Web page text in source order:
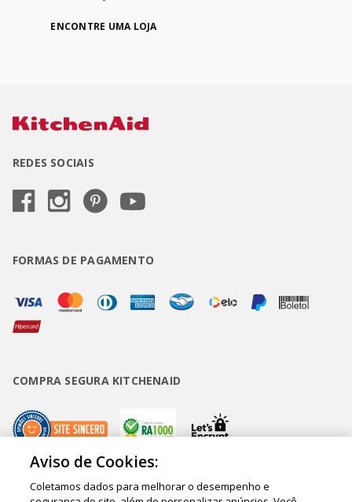
ENCONTRE UMA LOJA
REDES SOCIAIS
FORMAS DE PAGAMENTO
COMPRA SEGURA KITCHENAID
Aviso de Cookies:
Coletamos dados para melhorar o desempenho e